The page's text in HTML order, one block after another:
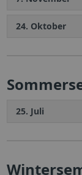
24. Oktober
25. Juli